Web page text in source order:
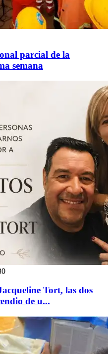
parcial de la
semana
Tort, las dos
de u...